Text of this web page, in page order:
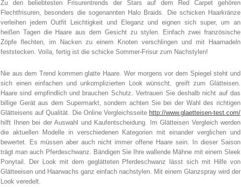
Zu den beliebtesten Frisurentrends der Stars auf dem Red Carpet gehören
Flechtfrisuren, besonders die sogenannten Halo Braids. Die schicken Haarkränze
verleihen jedem Outfit Leichtigkeit und Eleganz und eignen sich super, um an
heißen Tagen die Haare aus dem Gesicht zu stylen. Einfach zwei französische
Zöpfe flechten, im Nacken zu einem Knoten verschlingen und mit Haarnadeln
feststecken. Voíla, fertig ist die schicke Sommer-Frisur zum Nachstylen!
Nie aus dem Trend kommen glatte Haare. Wer morgens vor dem Spiegel steht und
sich einen einfachen und unkomplizierten Look wünscht, greift zum Glätteisen.
Haare sind empfindlich und brauchen Schutz. Vertrauen Sie deshalb nicht auf das
billige Gerät aus dem Supermarkt, sondern achten Sie bei der Wahl des richtigen
Glätteisens auf Qualität. Die Online Vergleichsseite http://www.glaetteisen-test.com/
hilft Ihnen bei der Auswahl und Kaufentscheidung. Im Glätteisen Vergleich werden
die aktuellen Modelle in verschiedenen Kategorien mit einander verglichen und
bewertet. Es müssen aber auch nicht immer offene Haare sein. In dieser Saison
trägt man auch Pferdeschwanz. Bändigen Sie Ihre wallende Mähne mit einem Sleek
Ponytail. Der Look mit dem geglätteten Pferdeschwanz lässt sich mit Hilfe von
Glätteeisen und Haarwachs ganz einfach nachstylen. Mit einem Glanzspray wird der
Look veredelt.